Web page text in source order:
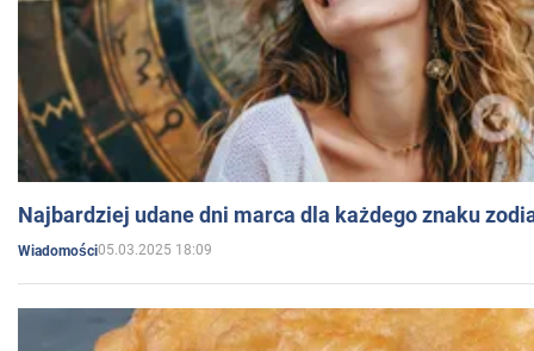
Najbardziej udane dni marca dla każdego znaku
Wiadomości05.03.2025 18:09